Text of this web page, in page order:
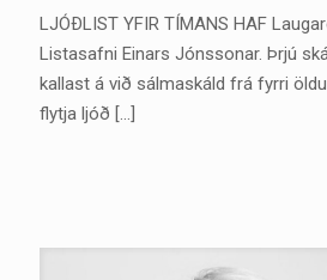
LJÓÐLIST YFIR TÍMANS HAF
Listasafni Einars Jónssonar. Þrjú
kallast á við sálmaskáld frá fyrri
flytja ljóð […]